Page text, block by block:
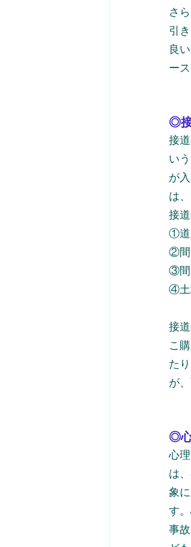
さ
引
良
ー
◎
接
い
が
は
接
①道
②間
③間
④土
接
こ
た
が
◎
心
は
象
す
事